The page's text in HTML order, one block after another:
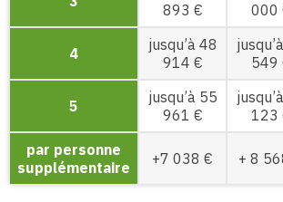
893 €
000
4
jusqu’à 48
914 €
549
5
jusqu’à 55
961 €
123
par personne
supplémentaire
+7 038 € + 8